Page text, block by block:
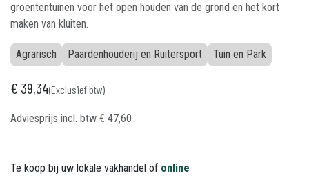
groententuinen voor het open houden van de grond en het kort
maken van kluiten.
Agrarisch Paardenhouderij en Ruitersport Tuin en Park
€ 39,34(Exclusief btw)
Adviesprijs incl. btw € 47,60
Te koop bij uw lokale vakhandel of online